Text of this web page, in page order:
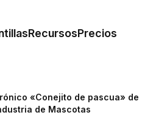
RecursosPrecios
«Conejito de pascua» de
de Mascotas